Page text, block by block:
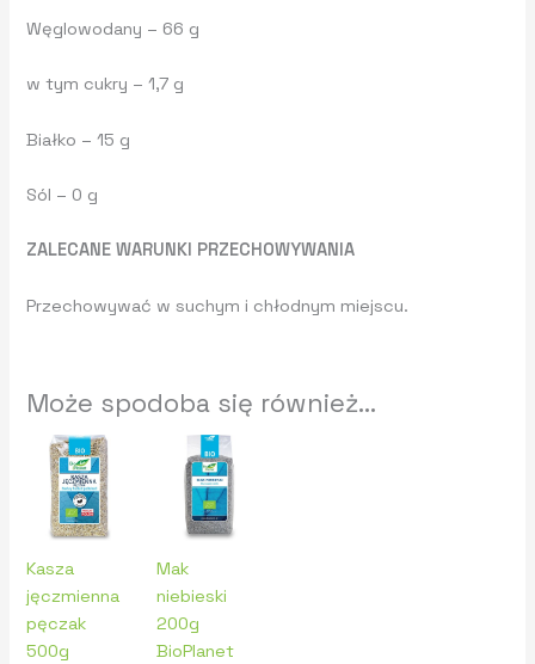
Węglowodany – 66 g
w tym cukry – 1,7 g
Białko – 15 g
Sól – 0 g
ZALECANE WARUNKI PRZECHOWYWANIA
Przechowywać w suchym i chłodnym miejscu.
Może spodoba się również…
Kasza
jęczmienna
pęczak
500g
Mak
niebieski
200g
BioPlanet